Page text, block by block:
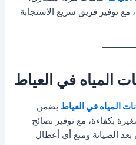
مع توفير فريق سريع الاستجابة
المياه في العياط
المياه في العياط يضمن
بكفاءة، مع توفير نصائح
الصيانة ومنع أي أعطال